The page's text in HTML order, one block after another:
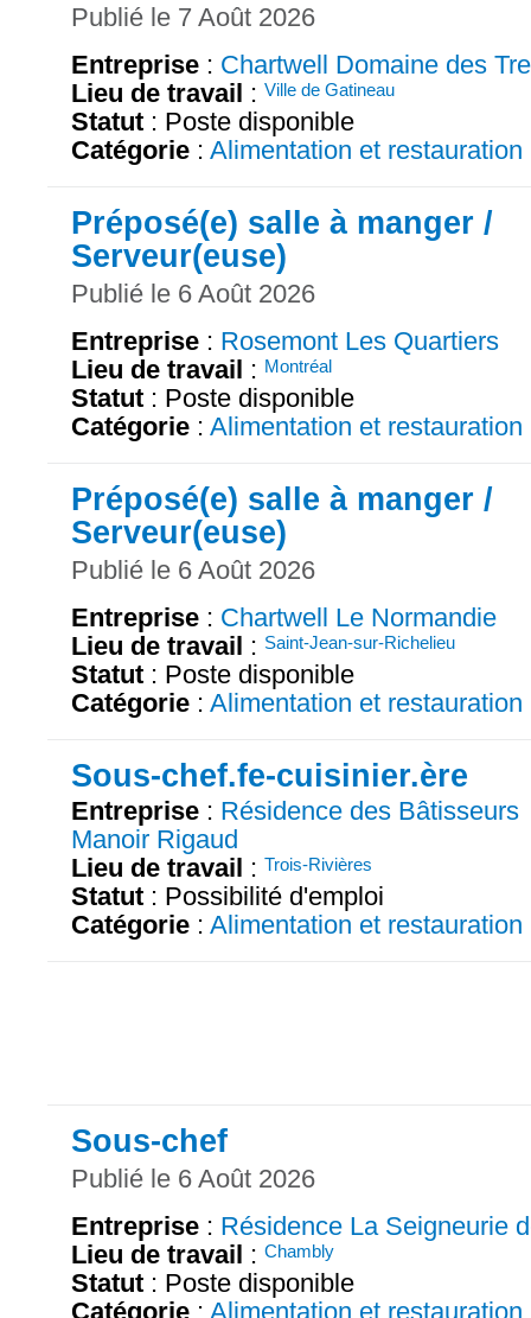
Publié le 7 Août 2026
Entreprise : Chartwell Domaine des
Lieu de travail : Ville de Gatineau
Statut : Poste disponible
Catégorie : Alimentation et restauration
Préposé(e) salle à manger /
Serveur(euse)
Publié le 6 Août 2026
Entreprise : Rosemont Les Quartiers
Lieu de travail : Montréal
Statut : Poste disponible
Catégorie : Alimentation et restauration
Préposé(e) salle à manger /
Serveur(euse)
Publié le 6 Août 2026
Entreprise : Chartwell Le Normandie
Lieu de travail : Saint-Jean-sur-Richelieu
Statut : Poste disponible
Catégorie : Alimentation et restauration
Sous-chef.fe-cuisinier.ère
Entreprise : Résidence des Bâtisseurs
Manoir Rigaud
Lieu de travail : Trois-Rivières
Statut : Possibilité d'emploi
Catégorie : Alimentation et restauration
Sous-chef
Publié le 6 Août 2026
Entreprise : Résidence La Seigneurie
Lieu de travail : Chambly
Statut : Poste disponible
Catégorie : Alimentation et restauration